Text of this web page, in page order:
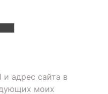
адрес сайта в
моих